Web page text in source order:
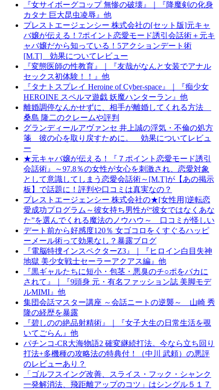
『女サイボーグコップ 無惨の破壊』｜『降魔剣の化身
カタナ 巨大昆虫凌辱』他
プレストエージェンシー 株式会社の[セット版]元キャ
バ嬢が伝える！7ポイント恋愛モード誘引会話術＋元キ
ャバ嬢だから知っている！5アクションデート術
[M.T] 効果についてレビュー
『変態医師の性教育』｜『友哉がなんと女装でアナル
セックス初体験！！』他
『タナトスプレイ Heroine of Cyber-space』｜『痴少女
HEROINE スペルマ遊戯 妖魔ハンターラン』他
離婚調停なんかせずに、相手が離婚してくれる方法
桑島 隆二のクレームや評判
グランディールアヴァンセ 井上誠の浮気・不倫の処方
箋 彼の心を取り戻すために。 効果についてレビュ
ー
★元キャバ嬢が伝える！『７ポイント恋愛モード誘引
会話術』～97.8％の女性が女心を刺激され、恋愛対象
として意識してしまう恋愛会話術～[M.T]が【あの掲示
板】で話題に！評判や口コミは真実なの？
プレストエージェンシー 株式会社の★[女性用]逆転恋
愛成功プログラム～彼女持ち男性が“彼女ではなくあな
た”を選んでくれる魔法のノウハウ～ 口コミが怪しい
デート前から好感度120％ 女ゴコロをくすぐるハッピ
ーメール術って効果なし？暴露ブログ
『電脳特捜インスペクターZ3』｜『ヒロイン白目失神
地獄 美少女戦士セーラーアクアス編』他
『黒ギャルたちに短小・包茎・悪臭のチ○ポをバカに
されて』｜『9頭身 元・有名ファッション誌 美脚モデ
ルMIMI』他
集団会話マスター講座 ～会話ニートの逆襲～ 山崎 秀
隆の経歴を暴露
『碧しのの絶品射精術』｜『女子大生の日常生活を覗
いてごらん』他
パチンコ-CR大海物語2 確変継続打法。今なら立ち回り
打法+多機種の攻略法の特典付！（中川 武頼）の悪評
のレビューあり？
「ゴルフスイング改善、スライス・フック・シャンク
一発解消法、飛距離アップのコツ」はシングル５１７